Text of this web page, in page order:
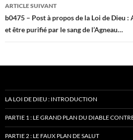
ARTICLE SUIVANT
b0475 – Post à propos de la Loi de Dieu
et être purifié par le sang de l’Agneau…
LA LOI DE DIEU : INTRODUCTION
PARTIE 1 : LE GRAND PLAN DU DIABLE
PARTIE 2 : LE FAUX PLAN DE SALUT